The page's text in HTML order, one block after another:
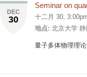
DEC
30
Seminar on
十二月 30,
地点: 北京大学
量子多体物理理